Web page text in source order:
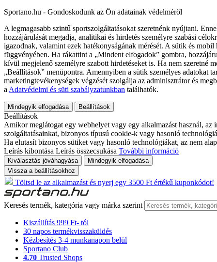
Sportano.hu - Gondoskodunk az Ön adatainak védelméről
A legmagasabb szintű sportszolgáltatásokat szeretnénk nyújtani.
hozzájárulását megadja, analitikai és hirdetés személyre szabási
igazodnak, valamint ezek hatékonyságának mérését. A sütik és
függvényében. Ha rákattint a „Mindent elfogadok” gombra,
kívül megjelenő személyre szabott hirdetéseket is. Ha nem szeretné
„Beállítások” menüpontra. Amennyiben a sütik személyes adatokat
marketingtevékenységek végzését szolgálja az adminisztrátor és
a Adatvédelmi és süti szabályzatunkban találhatók.
Mindegyik elfogadása Beállítások
Beállítások
Amikor meglátogat egy webhelyet vagy egy alkalmazást használ,
szolgáltatásainkat, bizonyos típusú cookie-k vagy hasonló
Ha elutasít bizonyos sütiket vagy hasonló technológiákat, az nem
Leírás kibontása Leírás összecsukása További információ
Kiválasztás jóváhagyása
Mindegyik elfogadása
Vissza a beállításokhoz
Töltsd le az alkalmazást és nyerj egy 3500 Ft értékű kuponkódot!
Keresés termék, kategória vagy márka szerint
Kiszállítás 999 Ft- tól
30 napos termékvisszaküldés
Kézbesítés 3-4 munkanapon belül
Sportano Club
4.70 Trusted Shops